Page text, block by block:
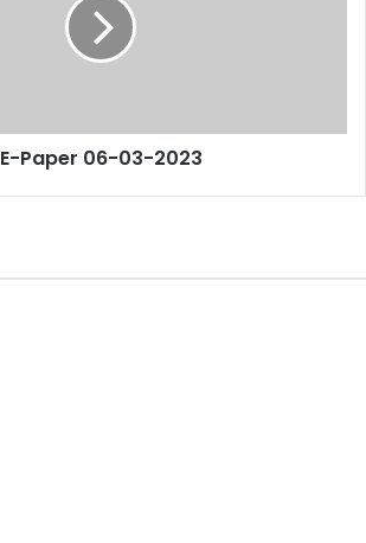
E-Paper 06-03-2023